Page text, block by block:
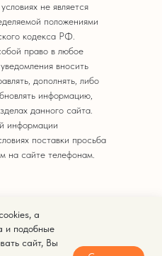
а
и подобные
сайт, Вы
Express.
не является
положениями
кодекса РФ.
право в любое
вносить
дополнять, либо
информацию,
данного сайта.
информации
поставки просьба
на сайте телефонам.